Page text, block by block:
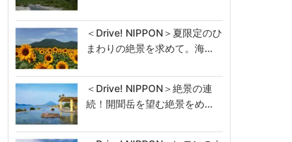
＜Drive! NIPPON＞夏限定のひ
まわりの絶景を求めて。海…
＜Drive! NIPPON＞絶景の連
続！開聞岳を望む絶景をめ…